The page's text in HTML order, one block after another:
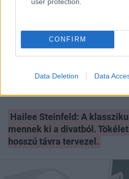
CONFIRM
Data Deletion Data
Hailee Steinfeld: A
mennek ki a divatból.
hosszú távra tervezel.